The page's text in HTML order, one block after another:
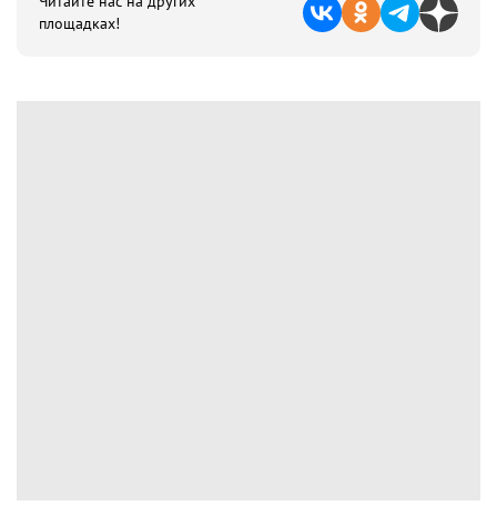
площадках!